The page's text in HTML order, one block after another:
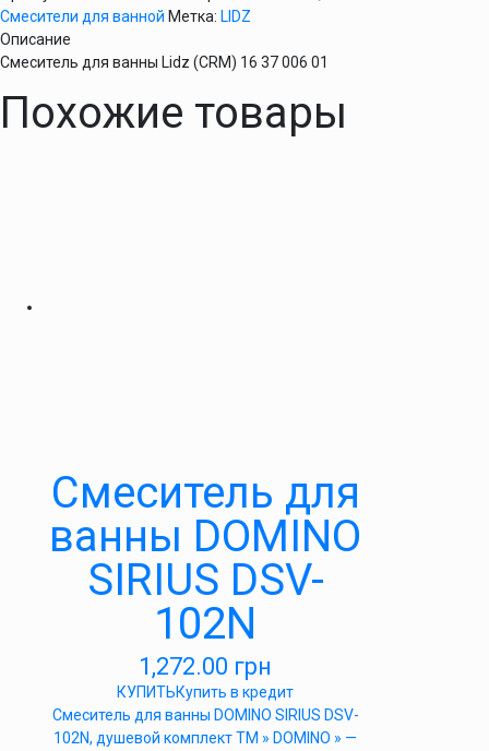
Смесители для ванной Метка: LIDZ
Описание
Смеситель для ванны Lidz (CRM) 16 37 006 01
Похожие товары
Смеситель для
ванны DOMINO
SIRIUS DSV-
102N
1,272.00 грн
КУПИТЬКупить в кредит
Cмеситель для ванны DOMINO SIRIUS DSV-
102N, душевой комплект ТМ » DOMINO » —